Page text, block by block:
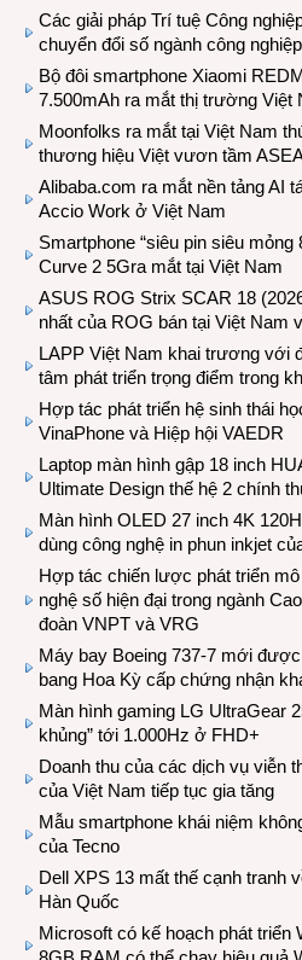
Các giải pháp Trí tuệ Công
chuyển đổi số ngành công
Bộ đôi smartphone Xiaomi
7.500mAh ra mắt thị trường Việt
Moonfolks ra mắt tại Việt Nam
thương hiệu Việt vươn tầm
Alibaba.com ra mắt nền tảng AI
Accio Work ở Việt Nam
Smartphone “siêu pin siêu
Curve 2 5Gra mắt tại Việt Nam
ASUS ROG Strix SCAR 18
nhất của ROG bán tại Việt Nam
LAPP Việt Nam khai trương với
tâm phát triển trọng điểm trong
Hợp tác phát triển hệ sinh thái
VinaPhone và Hiệp hội VAEDR
Laptop màn hình gập 18 inch
Ultimate Design thế hệ 2 chính
Màn hình OLED 27 inch 4K
dùng công nghệ in phun inkjet
Hợp tác chiến lược phát triển
nghệ số hiện đại trong ngành
đoàn VNPT và VRG
Máy bay Boeing 737-7 mới
bang Hoa Kỳ cấp chứng nhận
Màn hình gaming LG UltraGear
khủng” tới 1.000Hz ở FHD+
Doanh thu của các dịch vụ viễn
của Việt Nam tiếp tục gia tăng
Mẫu smartphone khái niệm
của Tecno
Dell XPS 13 mất thế cạnh tranh
Hàn Quốc
Microsoft có kế hoạch phát triển